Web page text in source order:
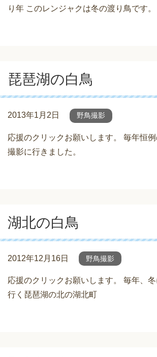
り年 このレンジャクは冬の渡り鳥です。
琵琶湖の白鳥
2013年1月2日 野鳥撮影
応援のクリックお願いします。 毎年恒
撮影に行きました。
湖北の白鳥
2012年12月16日 野鳥撮影
応援のクリックお願いします。 毎年、
行く琵琶湖の北の湖北町